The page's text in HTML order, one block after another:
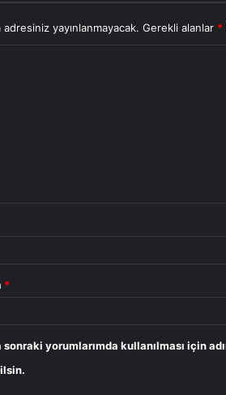
yayınlanmayacak. Gerekli alanlar *
*
sonraki yorumlarımda kullanılması için